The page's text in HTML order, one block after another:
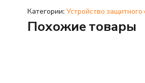
Категории: Устройство
Похожие товары